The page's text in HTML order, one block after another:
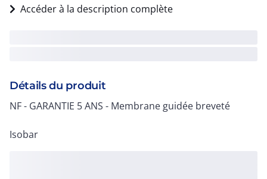
Accéder à la description complète
Détails du produit
NF - GARANTIE 5 ANS - Membrane guidée breveté
Isobar